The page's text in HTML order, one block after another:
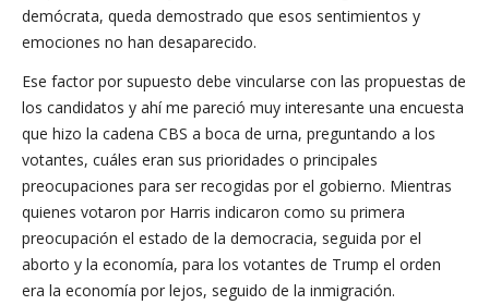
demócrata, queda demostrado que esos sentimientos y
emociones no han desaparecido.
Ese factor por supuesto debe vincularse con las propuestas de
los candidatos y ahí me pareció muy interesante una encuesta
que hizo la cadena CBS a boca de urna, preguntando a los
votantes, cuáles eran sus prioridades o principales
preocupaciones para ser recogidas por el gobierno. Mientras
quienes votaron por Harris indicaron como su primera
preocupación el estado de la democracia, seguida por el
aborto y la economía, para los votantes de Trump el orden
era la economía por lejos, seguido de la inmigración.